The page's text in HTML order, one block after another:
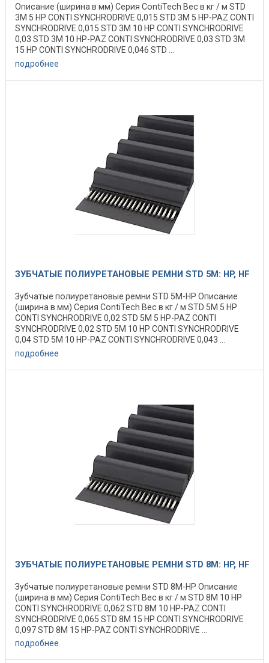
Описание (ширина в мм) Серия ContiTech Вес в кг / м STD
3M 5 HP CONTI SYNCHRODRIVE 0,015 STD 3M 5 HP-PAZ CONTI
SYNCHRODRIVE 0,015 STD 3M 10 HP CONTI SYNCHRODRIVE
0,03 STD 3M 10 HP-PAZ CONTI SYNCHRODRIVE 0,03 STD 3M
15 HP CONTI SYNCHRODRIVE 0,046 STD ...
подробнее
ЗУБЧАТЫЕ ПОЛИУРЕТАНОВЫЕ РЕМНИ STD 5M: HP, HF
Зубчатые полиуретановые ремни STD 5M-HP Описание
(ширина в мм) Серия ContiTech Вес в кг / м STD 5M 5 HP
CONTI SYNCHRODRIVE 0,02 STD 5M 5 HP-PAZ CONTI
SYNCHRODRIVE 0,02 STD 5M 10 HP CONTI SYNCHRODRIVE
0,04 STD 5M 10 HP-PAZ CONTI SYNCHRODRIVE 0,043 ...
подробнее
ЗУБЧАТЫЕ ПОЛИУРЕТАНОВЫЕ РЕМНИ STD 8M: HP, HF
Зубчатые полиуретановые ремни STD 8M-HP Описание
(ширина в мм) Серия ContiTech Вес в кг / м STD 8M 10 HP
CONTI SYNCHRODRIVE 0,062 STD 8M 10 HP-PAZ CONTI
SYNCHRODRIVE 0,065 STD 8M 15 HP CONTI SYNCHRODRIVE
0,097 STD 8M 15 HP-PAZ CONTI SYNCHRODRIVE ...
подробнее